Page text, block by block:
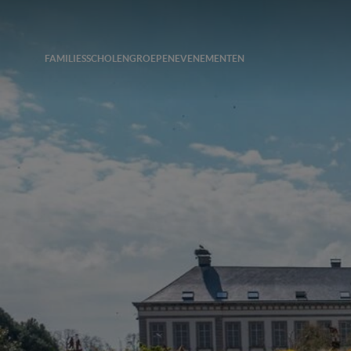
FAMILIESSCHOLENGROEPEN EVENEMENTEN